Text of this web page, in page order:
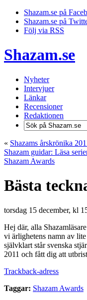
Shazam.se på
Shazam.se på
Följ via RSS
Shazam.se
Nyheter
Intervjuer
Länkar
Recensioner
Redaktionen
« Shazams årskrönika
Shazam guidar: Läsa
Shazam Awards
Bästa
torsdag 15 december, kl
Hej där, alla
vi ärlighetens namn av
självklart står svenska
2011 och fått dig att
Trackback-adress
Taggar: Shazam Awards